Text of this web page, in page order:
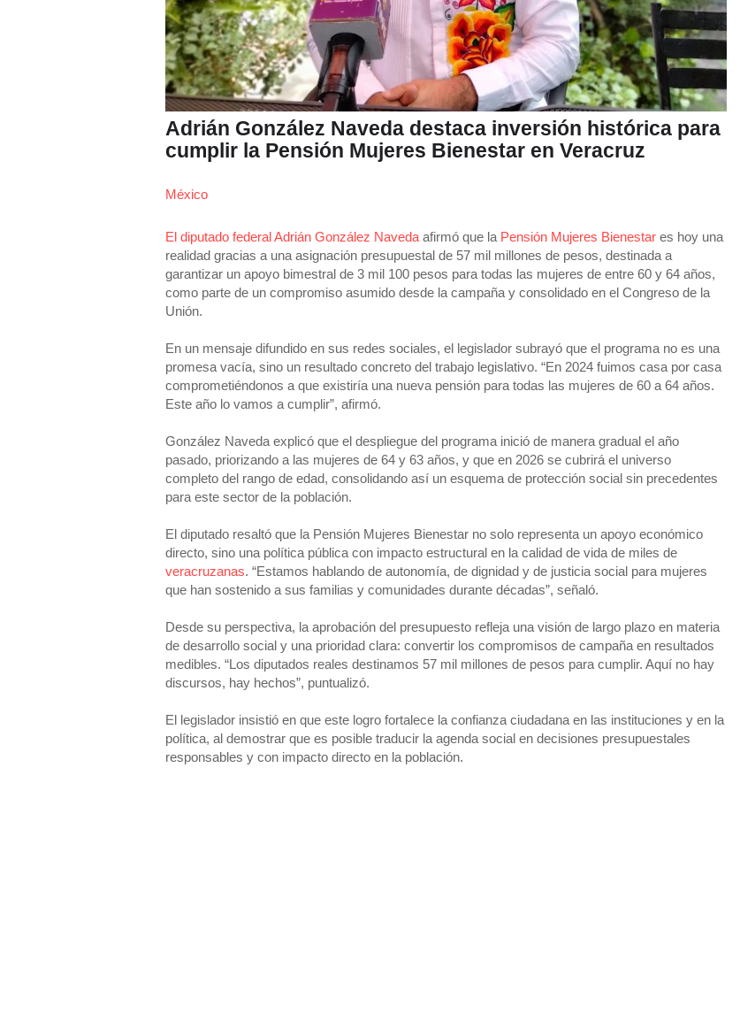
Adrián González Naveda destaca inversión histórica para
cumplir la Pensión Mujeres Bienestar en Veracruz
México
El diputado federal Adrián González Naveda afirmó que la Pensión Mujeres Bienestar es hoy una
realidad gracias a una asignación presupuestal de 57 mil millones de pesos, destinada a
garantizar un apoyo bimestral de 3 mil 100 pesos para todas las mujeres de entre 60 y 64 años,
como parte de un compromiso asumido desde la campaña y consolidado en el Congreso de la
Unión.
En un mensaje difundido en sus redes sociales, el legislador subrayó que el programa no es una
promesa vacía, sino un resultado concreto del trabajo legislativo. “En 2024 fuimos casa por casa
comprometiéndonos a que existiría una nueva pensión para todas las mujeres de 60 a 64 años.
Este año lo vamos a cumplir”, afirmó.
González Naveda explicó que el despliegue del programa inició de manera gradual el año
pasado, priorizando a las mujeres de 64 y 63 años, y que en 2026 se cubrirá el universo
completo del rango de edad, consolidando así un esquema de protección social sin precedentes
para este sector de la población.
El diputado resaltó que la Pensión Mujeres Bienestar no solo representa un apoyo económico
directo, sino una política pública con impacto estructural en la calidad de vida de miles de
veracruzanas. “Estamos hablando de autonomía, de dignidad y de justicia social para mujeres
que han sostenido a sus familias y comunidades durante décadas”, señaló.
Desde su perspectiva, la aprobación del presupuesto refleja una visión de largo plazo en materia
de desarrollo social y una prioridad clara: convertir los compromisos de campaña en resultados
medibles. “Los diputados reales destinamos 57 mil millones de pesos para cumplir. Aquí no hay
discursos, hay hechos”, puntualizó.
El legislador insistió en que este logro fortalece la confianza ciudadana en las instituciones y en la
política, al demostrar que es posible traducir la agenda social en decisiones presupuestales
responsables y con impacto directo en la población.